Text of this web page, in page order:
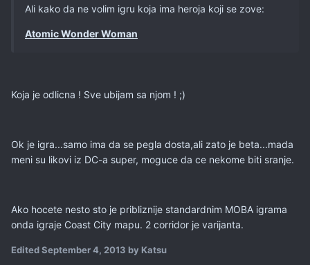
Ali kako da ne volim igru koja ima heroja koji se zove:
Atomic Wonder Woman
Koja je odlicna ! Sve ubijam sa njom ! ;)
Ok je igra...samo ima da se pegla dosta,ali zato je beta...mada
meni su likovi iz DC-a super, moguce da ce nekome biti sranje.
Ako hocete nesto sto je pribliznije standardnim MOBA igrama
onda igraje Coast City mapu. 2 corridor je varijanta.
EditedSeptember 4, 2013 by Katsu